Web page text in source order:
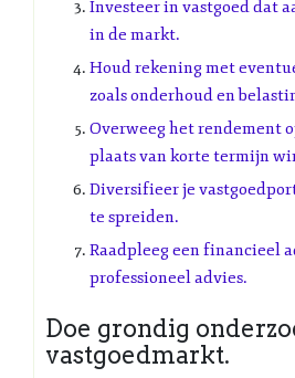
Investeer in vastgoed dat
in de markt.
Houd rekening met
zoals onderhoud en
Overweeg het rendement
plaats van korte termijn
Diversifieer je
te spreiden.
Raadpleeg een financieel
professioneel advies.
Doe grondig
vastgoedmarkt.